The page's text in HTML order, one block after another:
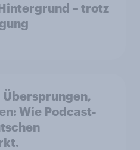
– trotz
Übersprungen,
Wie Podcast-